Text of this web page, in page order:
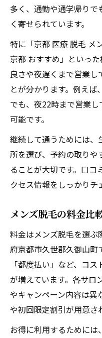
多く、通勤や通学帰り
く寄せられています。
特に「京都 医療 脱毛 メ
京都 おすすめ」といっ
良さや夜遅くまで営業し
とが分かります。例え
でも、夜22時まで営業
可能です。
継続して通うためには、
所を選び、予約の取りや
ることが大切です。口コ
クセス情報をしっかりチ
メンズ脱毛の料金比
料金はメンズ脱毛を選ぶ
府京都市久世郡久御山町
「都度払い」など、コ
が増えています。各サロ
やキャンペーン内容は異
や初回限定割引が用意さ
お得に利用するために